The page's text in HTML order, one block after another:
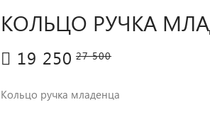
КОЛЬЦО РУЧКА
19 250 27 500
Кольцо ручка младенца